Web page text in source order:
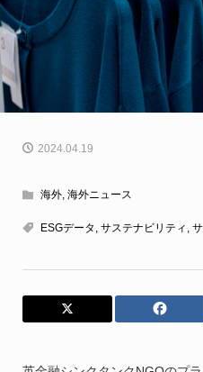
2024.04.19
海外, 海外ニュース
ESGデータ サステナビリティ